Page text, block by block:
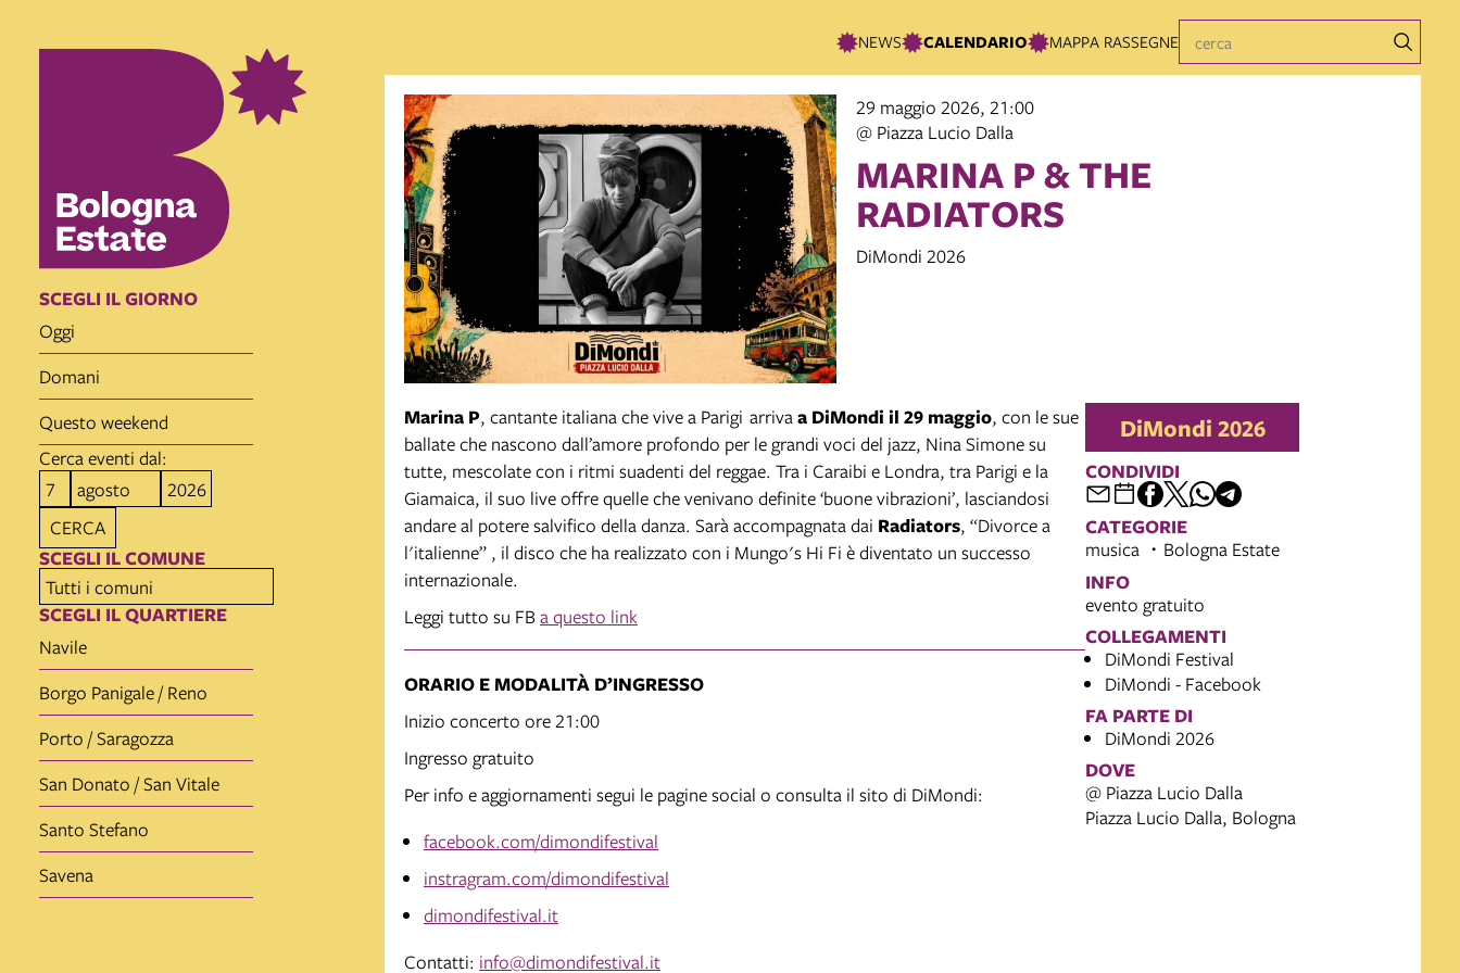
NEWS CALENDARIO MAPPA RASSEGNE
SCEGLI IL GIORNO
oggi
domani
questo weekend
Cerca eventi dal:
CERCA
SCEGLI IL COMUNE
SCEGLI IL QUARTIERE
Navile
Borgo Panigale / Reno
Porto / Saragozza
San Donato / San Vitale
Santo Stefano
Savena
29 maggio 2026, 21:00
@ Piazza Lucio Dalla
MARINA P & THE
RADIATORS
DiMondi 2026
Marina P, cantante italiana che vive a Parigi arrivaa DiMondi il 29 maggio, con le sue
ballate che nascono dall’amore profondo per le grandi voci del jazz, Nina Simone su
tutte, mescolate con i ritmi suadenti del reggae. Tra i Caraibi e Londra, tra Parigi e la
Giamaica, il suo live offre quelle che venivano definite ‘buone vibrazioni’, lasciandosi
andare al potere salvifico della danza. Sarà accompagnata dai Radiators, “Divorce a
l'italienne” , il disco che ha realizzato con i Mungo's Hi Fi è diventato un successo
internazionale.
Leggi tutto su FB a questo link
ORARIO E MODALITÀ D’INGRESSO
Inizio concerto ore 21:00
Ingresso gratuito
Per info e aggiornamenti segui le pagine social o consulta il sito di DiMondi:
facebook.com/dimondifestival
instragram.com/dimondifestival
dimondifestival.it
Contatti: info@dimondifestival.it
DiMondi 2026
CONDIVIDI
CATEGORIE
musica
Bologna Estate
INFO
evento gratuito
COLLEGAMENTI
DiMondi Festival
DiMondi - Facebook
FA PARTE DI
DiMondi 2026
DOVE
@ Piazza Lucio Dalla
Piazza Lucio Dalla, Bologna